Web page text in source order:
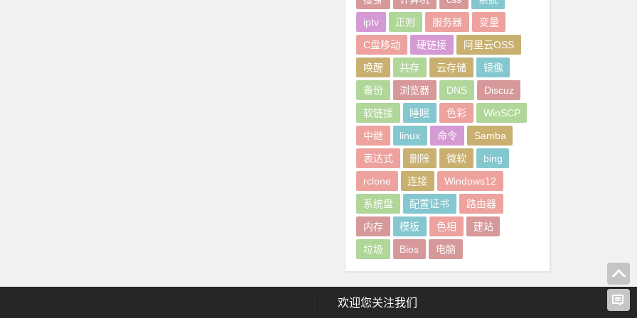
iptv
正则 服务器
变量
C盘移动
硬链接
阿里云OSS
唤醒
共存 云存储
镜像
备份
浏览器 DNS
Discuz
软链接
睡眠 色彩
WinSCP
中继
linux 命令
Samba
表达式
删除 微软
bing
rclone
连接
Windows12
系统盘
配置证书
路由器
内存
模板 色相
建站
垃圾
Bios 电脑
欢迎您关注我们